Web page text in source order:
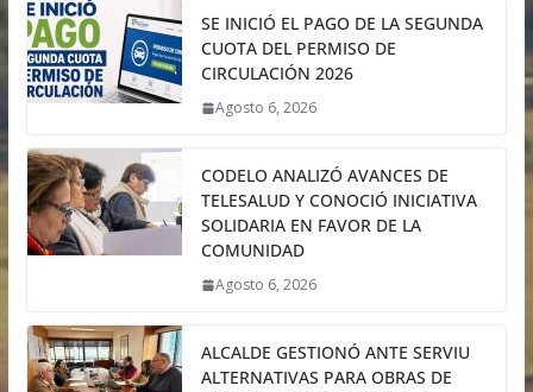
SE INICIÓ EL PAGO DE LA SEGUNDA
CUOTA DEL PERMISO DE
CIRCULACIÓN 2026
Agosto 6, 2026
CODELO ANALIZÓ AVANCES DE
TELESALUD Y CONOCIÓ INICIATIVA
SOLIDARIA EN FAVOR DE LA
COMUNIDAD
Agosto 6, 2026
ALCALDE GESTIONÓ ANTE SERVIU
ALTERNATIVAS PARA OBRAS DE